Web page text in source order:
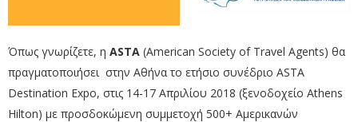
Όπως γνωρίζετε, η ASTA (American Society of Travel Agents) θα
πραγματοποιήσει στην Αθήνα το ετήσιο συνέδριο ASTA
Destination Expo, στις 14-17 Απριλίου 2018 (ξενοδοχείο Athens
Hilton) με προσδοκώμενη συμμετοχή 500+ Αμερικανών